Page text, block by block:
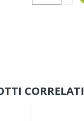
CORRELATI